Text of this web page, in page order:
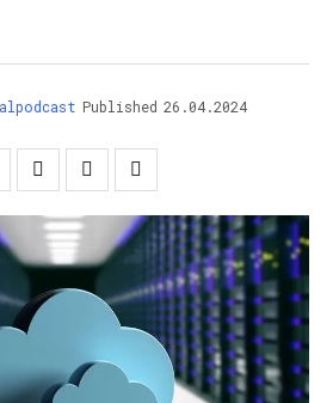
Published 26.04.2024